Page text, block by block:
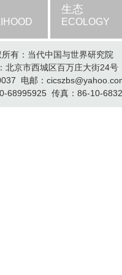
生态
ECOLOGY
所有：当代中国与世界研究院
北京市西城区百万庄大街24号
电邮：
68995925 传真：86-10-